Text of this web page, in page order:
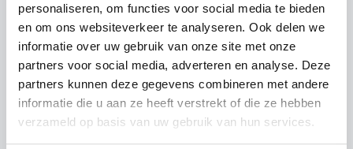
personaliseren, om functies voor social media te bieden
en om ons websiteverkeer te analyseren. Ook delen we
informatie over uw gebruik van onze site met onze
partners voor social media, adverteren en analyse. Deze
partners kunnen deze gegevens combineren met andere
informatie die u aan ze heeft verstrekt of die ze hebben
verzameld op basis van uw gebruik van hun services.
Maak Mijn Website